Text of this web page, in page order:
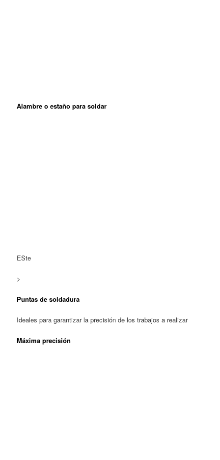
Alambre o estaño para soldar
ESte
>
Puntas de soldadura
Ideales para garantizar la precisión de los trabajos a realizar
Máxima precisión